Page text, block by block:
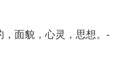
，面貌，心灵，思想。-